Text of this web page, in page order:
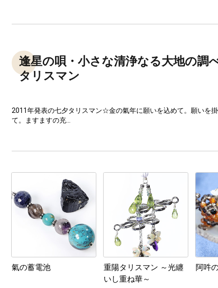
逢星の唄・小さな清浄なる大地の調
タリスマン
2011年発表の七夕タリスマン☆金の氣年に願いを込めて。願いを
て。ますますの充...
氣の蓄電池
重陽タリスマン ～光纏
いし重ね華～
阿吽